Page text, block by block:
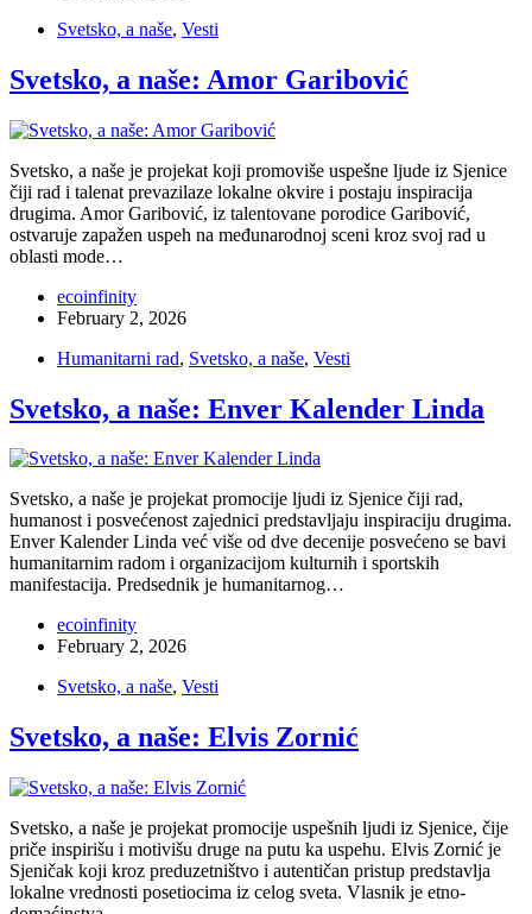
Svetsko, a naše, Vesti
Svetsko, a naše: Amor Garibović
Svetsko, a naše je projekat koji promoviše uspešne ljude iz Sjenice
čiji rad i talenat prevazilaze lokalne okvire i postaju inspiracija
drugima. Amor Garibović, iz talentovane porodice Garibović,
ostvaruje zapažen uspeh na međunarodnoj sceni kroz svoj rad u
oblasti mode…
ecoinfinity
February 2, 2026
Humanitarni rad, Svetsko, a naše, Vesti
Svetsko, a naše: Enver Kalender Linda
Svetsko, a naše je projekat promocije ljudi iz Sjenice čiji rad,
humanost i posvećenost zajednici predstavljaju inspiraciju drugima.
Enver Kalender Linda već više od dve decenije posvećeno se bavi
humanitarnim radom i organizacijom kulturnih i sportskih
manifestacija. Predsednik je humanitarnog…
ecoinfinity
February 2, 2026
Svetsko, a naše, Vesti
Svetsko, a naše: Elvis Zornić
Svetsko, a naše je projekat promocije uspešnih ljudi iz Sjenice, čije
priče inspirišu i motivišu druge na putu ka uspehu. Elvis Zornić je
Sjeničak koji kroz preduzetništvo i autentičan pristup predstavlja
lokalne vrednosti posetiocima iz celog sveta. Vlasnik je etno-